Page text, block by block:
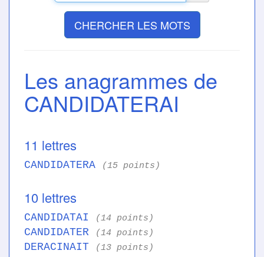
CHERCHER LES MOTS
Les anagrammes de
CANDIDATERAI
11 lettres
CANDIDATERA (15 points)
10 lettres
CANDIDATAI (14 points)
CANDIDATER (14 points)
DERACINAIT (13 points)